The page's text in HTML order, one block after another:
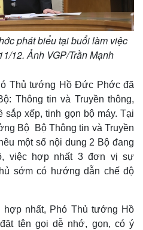
Tiêu dùng
Tỷ giá
Chứng khoán
Giá cà phê
phát biểu tại buổi làm việc
12. Ảnh VGP/Trần Mạnh
Thủ tướng Hồ Đức Phớc đã
Thông tin và Truyền thông,
sắp xếp, tinh gọn bộ máy. Tại
Bộ Bộ Thông tin và Truyền
một số nội dung 2 Bộ đang
việc hợp nhất 3 đơn vị sự
sớm có hướng dẫn chế độ
hợp nhất, Phó Thủ tướng Hồ
tên gọi dễ nhớ, gọn, có ý